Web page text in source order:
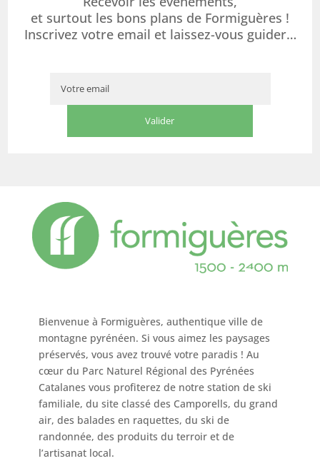
et surtout les bons plans de Formiguères !
Inscrivez votre email et laissez-vous guider…
Bienvenue à Formiguères, authentique ville de
montagne pyrénéen. Si vous aimez les paysages
préservés, vous avez trouvé votre paradis ! Au
cœur du Parc Naturel Régional des Pyrénées
Catalanes vous profiterez de notre station de ski
familiale, du site classé des Camporells, du grand
air, des balades en raquettes, du ski de
randonnée, des produits du terroir et de
l’artisanat local.